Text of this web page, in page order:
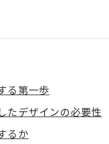
る第一歩
たデザインの必要性
るか